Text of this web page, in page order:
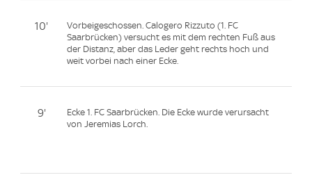
10'
Vorbeigeschossen. Calogero Rizzuto (1. FC
Saarbrücken) versucht es mit dem rechten Fuß aus
der Distanz, aber das Leder geht rechts hoch und
weit vorbei nach einer Ecke.
9'
Ecke 1. FC Saarbrücken. Die Ecke wurde verursacht
von Jeremias Lorch.